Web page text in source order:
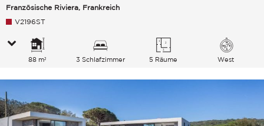
Französische Riviera, Frankreich
V2196ST
88 m² 3 Schlafzimmer 5 Räume West